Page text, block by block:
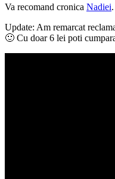
Va recomand cronica Nadiei.
Update: Am remarcat
🙂 Cu doar 6 lei poti